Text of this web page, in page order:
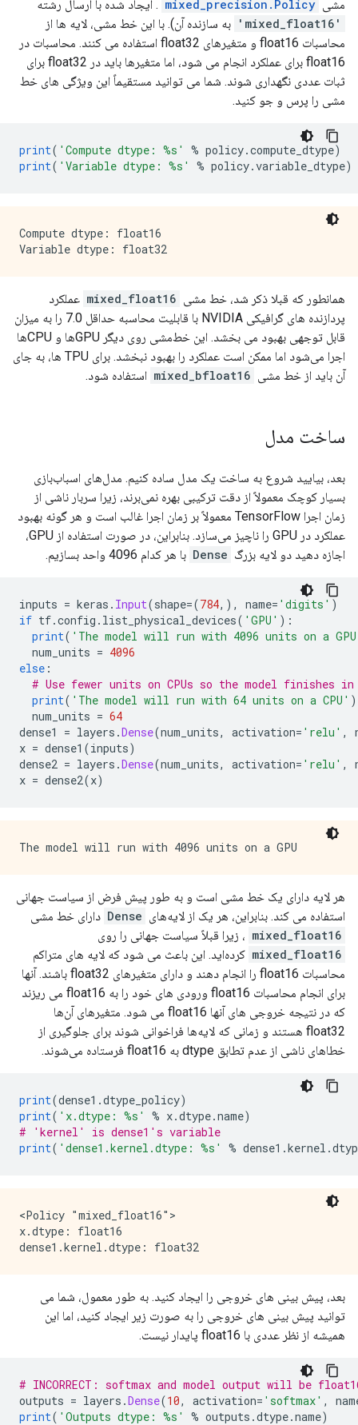
مشی mixed_precision.Policy . ایجاد شده با ارسال رشته
'mixed_float16'
به سازنده آن). با این خط مشی، لایه ها از
محاسبات float16 و متغیرهای float32 استفاده می کنند. محاسبات در
float16 برای عملکرد انجام می شود، اما متغیرها باید در float32 برای
ثبات عددی نگهداری شوند. شما می توانید مستقیماً این ویژگی های خط
مشی را پرس و جو کنید.
print( 'Compute dtype: %s' % policy.compute_dtype)
print( 'Variable dtype: %s' % policy.variable_dtype)
Compute dtype: float16
همانطور که قبلا ذکر شد، خط مشی mixed_float16 عملکرد
پردازنده های گرافیکی NVIDIA با قابلیت محاسبه حداقل 7.0 را به میزان
قابل توجهی بهبود می بخشد. این خط‌مشی روی دیگر GPUها و CPUها
اجرا می‌شود اما ممکن است عملکرد را بهبود نبخشد. برای TPU ها، به جای
آن باید از خط مشی mixed_bfloat16 استفاده شود.
ساخت مدل
بعد، بیایید شروع به ساخت یک مدل ساده کنیم. مدل‌های اسباب‌بازی
بسیار کوچک معمولاً از دقت ترکیبی بهره نمی‌برند، زیرا سربار ناشی از
زمان اجرا TensorFlow معمولاً بر زمان اجرا غالب است و هر گونه بهبود
عملکرد در GPU را ناچیز می‌سازد. بنابراین، در صورت استفاده از GPU،
اجازه دهید دو لایه بزرگ Dense با هر کدام 4096 واحد بسازیم.
inputs = keras . Input(shape=(784,), name= 'digits' )
if tf.config . list_physical_devices( 'GPU' ):
print( 'The model will run with 4096 units on a
num_units = 4096
else :
# Use fewer units on CPUs so the model finishes
print( 'The model will run with 64 units on a CPU' )
num_units = 64
dense1 = layers .Dense(num_units, activation= 'relu' ,
x = dense1 (inputs)
dense2 = layers .Dense(num_units, activation= 'relu' ,
x = dense2(x)
هر لایه دارای یک خط مشی است و به طور پیش فرض از سیاست جهانی
استفاده می کند. بنابراین، هر یک از لایه‌های Dense دارای خط مشی
mixed_float16 ، زیرا قبلاً سیاست جهانی را روی
mixed_float16 کرده‌اید. این باعث می شود که لایه های متراکم
محاسبات float16 را انجام دهند و دارای متغیرهای float32 باشند. آنها
برای انجام محاسبات float16 ورودی های خود را به float16 می ریزند
که در نتیجه خروجی های آنها float16 می شود. متغیرهای آن‌ها
float32 هستند و زمانی که لایه‌ها فراخوانی شوند برای جلوگیری از
خطاهای ناشی از عدم تطابق dtype به float16 فرستاده می‌شوند.
print(dense1 .dtype_policy)
print( 'x.dtype: %s' % x.dtype.name)
# 'kernel' is dense1's variable
print( 'dense1.kernel.dtype: %s' % dense1 .kernel .
<Policy "mixed_float16">
x.dtype: float16
بعد، پیش بینی های خروجی را ایجاد کنید. به طور معمول، شما می
توانید پیش بینی های خروجی را به صورت زیر ایجاد کنید، اما این
همیشه از نظر عددی با float16 پایدار نیست.
# INCORRECT: softmax and model output will be
outputs = layers .Dense(10, activation= 'softmax' ,
print( 'Outputs dtype: %s' % outputs .dtype.name)